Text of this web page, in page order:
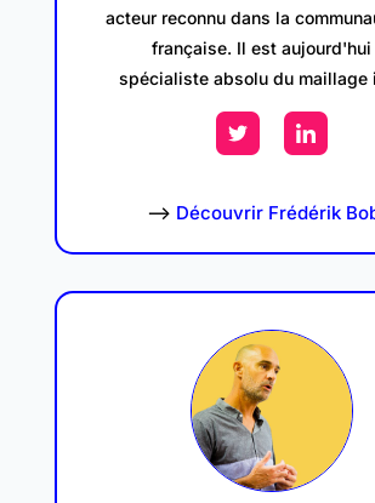
acteur reconnu dans la
française. Il est aujourd'hui
spécialiste absolu du maillage
–> Découvrir Frédérik